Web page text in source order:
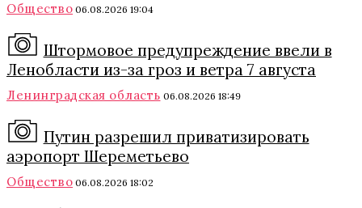
Общество 06.08.2026 19:04
Штормовое предупреждение ввели в
Ленобласти из-за гроз и ветра 7 августа
Ленинградская область 06.08.2026 18:49
Путин разрешил приватизировать
аэропорт Шереметьево
Общество 06.08.2026 18:02